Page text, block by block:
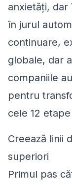
anxietăți,
în jurul
continuare,
globale, dar
companiile
pentru
cele 12
Creează linii
superiori
Primul pas